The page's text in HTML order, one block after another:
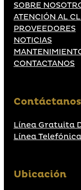
SOBRE
ATENCIÓN AL
PROVEEDORES
NOTICIAS
CONTACTANOS
Contáctanos
Línea Gratuita
Línea
Ubicación